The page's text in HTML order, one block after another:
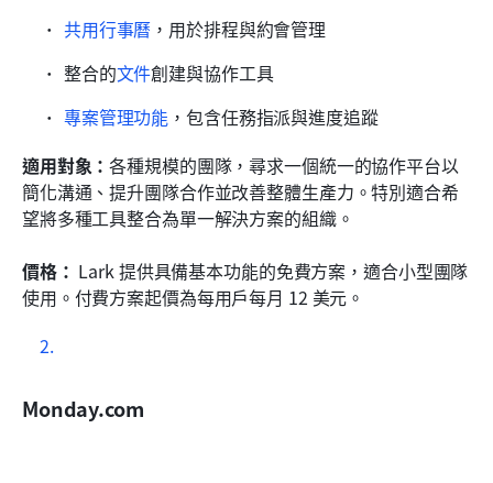
共用行事曆 ，用於排程與約會管理
整合的文件創建與協作工具
專案管理功能 ，包含任務指派與進度追蹤
適用對象：各種規模的團隊，尋求一個統一的協作平台以
簡化溝通、提升團隊合作並改善整體生產力。特別適合希
望將多種工具整合為單一解決方案的組織。
價格： Lark 提供具備基本功能的免費方案，適合小型團隊
使用。付費方案起價為每用戶每月 12 美元。
Monday.com